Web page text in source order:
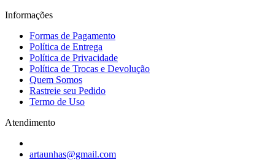
Informações
Formas de Pagamento
Política de Entrega
Política de Privacidade
Política de Trocas e Devolução
Quem Somos
Rastreie seu Pedido
Termo de Uso
Atendimento
artaunhas@gmail.com